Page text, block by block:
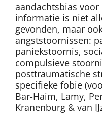
aandachtsbias
informatie is niet
gevonden, maar
angststoornissen:
paniekstoornis,
compulsieve
posttraumatische
specifieke fobie
Bar-Haim, Lamy,
Kranenburg & van